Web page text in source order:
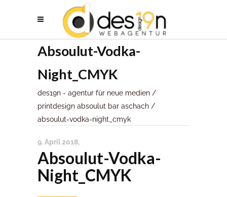
Absoulut-Vodka-
Night_CMYK
des19n - agentur für neue medien /
printdesign absoulut bar aschach /
absoulut-vodka-night_cmyk
9. April 2018
Absoulut-Vodka-
Night_CMYK